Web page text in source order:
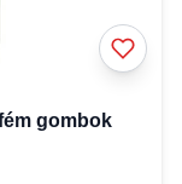
gombok